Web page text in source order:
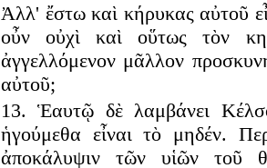
Ἀλλ' ἔστω καὶ κήρυκας αὐτοῦ
οὖν οὐχὶ καὶ οὕτως τὸν
ἀγγελλόμενον μᾶλλον
αὐτοῦ;
13. Ἑαυτῷ δὲ λαμβάνει
ἡγούμεθα εἶναι τὸ μηδέν.
ἀποκάλυψιν τῶν υἱῶν τοῦ